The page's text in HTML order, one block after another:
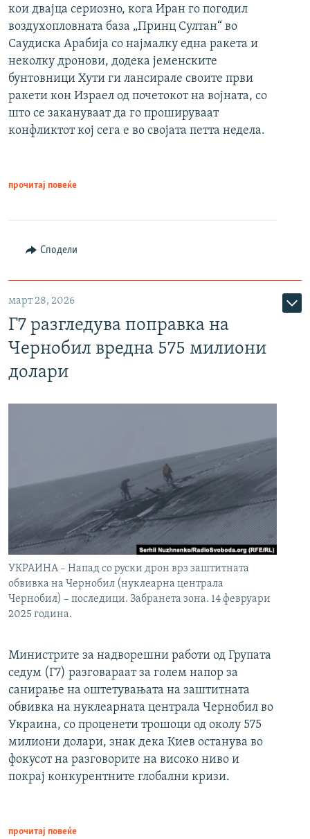
кои двајца сериозно, кога Иран го погодил
воздухопловната база „Принц Султан“ во
Саудиска Арабија со најмалку една ракета и
неколку дронови, додека јеменските
бунтовници Хути ги лансирале своите први
ракети кон Израел од почетокот на војната, со
што се закануваат да го прошируваат
конфликтот кој сега е во својата петта недела.
прочитај повеќе
Сподели
март 28, 2026
Г7 разгледува поправка на
Чернобил вредна 575 милиони
долари
УКРАИНА – Напад со руски дрон врз заштитната
обвивка на Чернобил (нуклеарна централа
Чернобил) – последици. Забранета зона. 14 февруари
2025 година.
Министрите за надворешни работи од Групата
седум (Г7) разговараат за голем напор за
санирање на оштетувањата на заштитната
обвивка на нуклеарната централа Чернобил во
Украина, со проценети трошоци од околу 575
милиони долари, знак дека Киев останува во
фокусот на разговорите на високо ниво и
покрај конкурентните глобални кризи.
прочитај повеќе